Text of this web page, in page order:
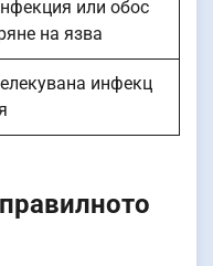
или обос
на язва
инфекц
правилното